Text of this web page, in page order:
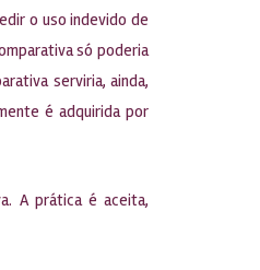
o uso indevido de
só poderia
serviria, ainda,
é adquirida por
A prática é aceita,